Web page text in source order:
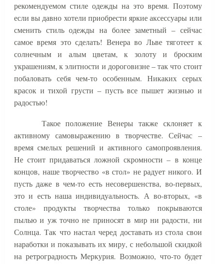
рекомендуемом стиле одежды на это время. Поэтому
если вы давно хотели приобрести яркие аксессуары или
сменить стиль одежды на более заметный – сейчас
самое время это сделать! Венера во Льве тяготеет к
солнечным и алым цветам, к золоту и броским
украшениям, к элитности и дороговизне – так что стоит
побаловать себя чем-то особенным. Никаких серых
красок и тихой грусти – пусть все пышет жизнью и
радостью!
Такое положение Венеры также склоняет к
активному самовыражению в творчестве. Сейчас –
время смелых решений и активного самопроявления.
Не стоит придаваться ложной скромности – в конце
концов, наше творчество «в стол» не радует никого. И
пусть даже в чем-то есть несовершенства, во-первых,
это и есть наша индивидуальность. А во-вторых, «в
столе» продукты творчества только покрываются
пылью и уж точно не приносят в мир ни радости, ни
Солнца. Так что настал черед доставать из стола свои
наработки и показывать их миру, с небольшой скидкой
на ретроградность Меркурия. Возможно, что-то будет